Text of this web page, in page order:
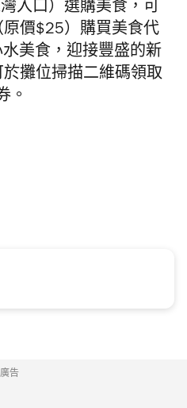
入口）選購美食，可
價$25）購買美食代
美食，迎接豐盛的新
於攤位掃描二維碼領取
。
廣告